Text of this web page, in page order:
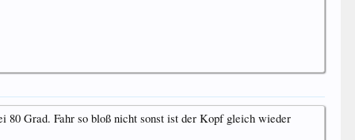
Grad. Fahr so bloß nicht sonst ist der Kopf gleich wieder